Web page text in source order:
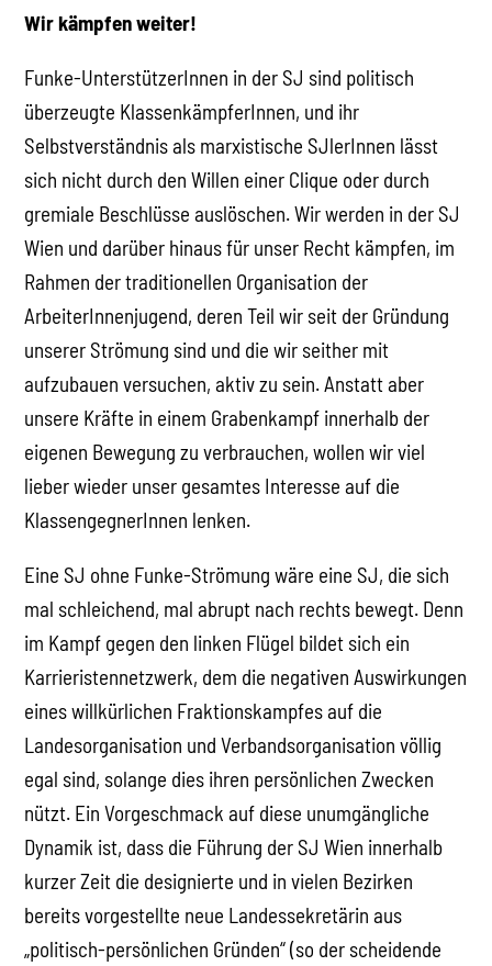
Wir kämpfen weiter!
Funke-UnterstützerInnen in der SJ sind politisch
überzeugte KlassenkämpferInnen, und ihr
Selbstverständnis als marxistische SJlerInnen lässt
sich nicht durch den Willen einer Clique oder durch
gremiale Beschlüsse auslöschen. Wir werden in der SJ
Wien und darüber hinaus für unser Recht kämpfen, im
Rahmen der traditionellen Organisation der
ArbeiterInnenjugend, deren Teil wir seit der Gründung
unserer Strömung sind und die wir seither mit
aufzubauen versuchen, aktiv zu sein. Anstatt aber
unsere Kräfte in einem Grabenkampf innerhalb der
eigenen Bewegung zu verbrauchen, wollen wir viel
lieber wieder unser gesamtes Interesse auf die
KlassengegnerInnen lenken.
Eine SJ ohne Funke-Strömung wäre eine SJ, die sich
mal schleichend, mal abrupt nach rechts bewegt. Denn
im Kampf gegen den linken Flügel bildet sich ein
Karrieristennetzwerk, dem die negativen Auswirkungen
eines willkürlichen Fraktionskampfes auf die
Landesorganisation und Verbandsorganisation völlig
egal sind, solange dies ihren persönlichen Zwecken
nützt. Ein Vorgeschmack auf diese unumgängliche
Dynamik ist, dass die Führung der SJ Wien innerhalb
kurzer Zeit die designierte und in vielen Bezirken
bereits vorgestellte neue Landessekretärin aus
„politisch-persönlichen Gründen“ (so der scheidende